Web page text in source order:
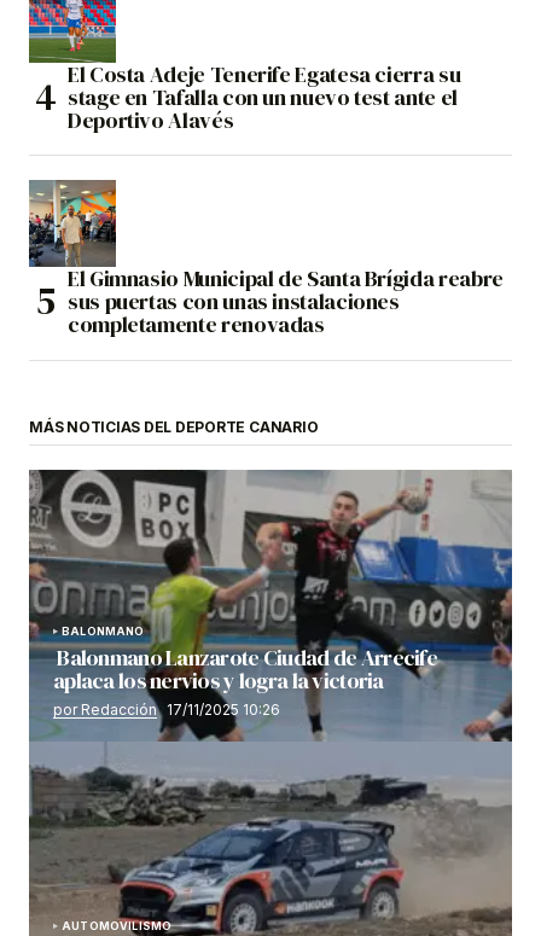
El Costa Adeje Tenerife Egatesa cierra su
stage en Tafalla con un nuevo test ante el
Deportivo Alavés
El Gimnasio Municipal de Santa Brígida reabre
sus puertas con unas instalaciones
completamente renovadas
MÁS NOTICIAS DEL DEPORTE CANARIO
BALONMANO
Balonmano Lanzarote Ciudad de Arrecife
aplaca los nervios y logra la victoria
por Redacción 17/11/2025 10:26
AUTOMOVILISMO